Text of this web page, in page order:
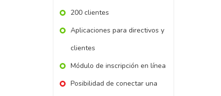
200 clientes
Aplicaciones para directivos y
clientes
Módulo de inscripción en línea
Posibilidad de conectar una